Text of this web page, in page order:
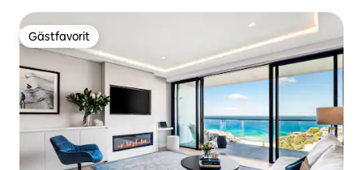
Gästfavorit
Gästfavorit